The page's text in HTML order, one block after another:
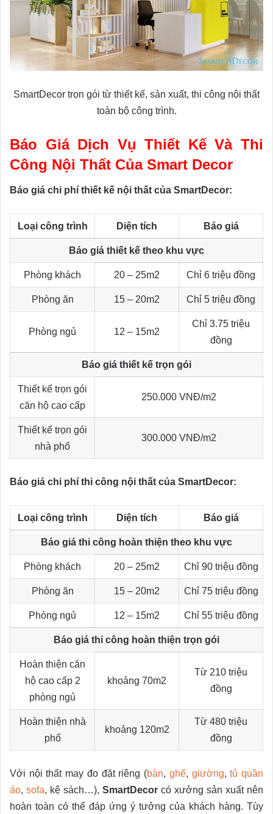
SmartDecor trọn gói từ thiết kế, sản xuất, thi công nội thất
toàn bộ công trình.
Báo Giá Dịch Vụ Thiết Kế Và Thi
Công Nội Thất Của Smart Decor
Báo giá chi phí thiết kế nội thất của SmartDecor:
Loại công trình Diện tích Báo giá
Báo giá thiết kế theo khu vực
Phòng khách 20 – 25m2 Chỉ 6 triệu đồng
Phòng ăn 15 – 20m2 Chỉ 5 triệu đồng
Phòng ngủ 12 – 15m2
Chỉ 3.75 triệu
đồng
Báo giá thiết kế trọn gói
Thiết kế trọn gói
căn hộ cao cấp
250.000 VNĐ/m2
Thiết kế trọn gói
nhà phố
300.000 VNĐ/m2
Báo giá chi phí thi công nội thất của SmartDecor:
Loại công trình Diện tích Báo giá
Báo giá thi công hoàn thiện theo khu vực
Phòng khách 20 – 25m2 Chỉ 90 triệu đồng
Phòng ăn 15 – 20m2 Chỉ 75 triệu đồng
Phòng ngủ 12 – 15m2 Chỉ 55 triệu đồng
Báo giá thi công hoàn thiện trọn gói
Hoàn thiện căn
hộ cao cấp 2
phòng ngủ
khoảng 70m2
Từ 210 triệu
đồng
Hoàn thiện nhà
phố
khoảng 120m2
Từ 480 triệu
đồng
Với nội thất may đo đặt riêng (bàn, ghế, giường,tủ quần
áo, sofa, kệ sách…), SmartDecor có xưởng sản xuất nên
hoàn toàn có thể đáp ứng ý tưởng của khách hàng. Tùy